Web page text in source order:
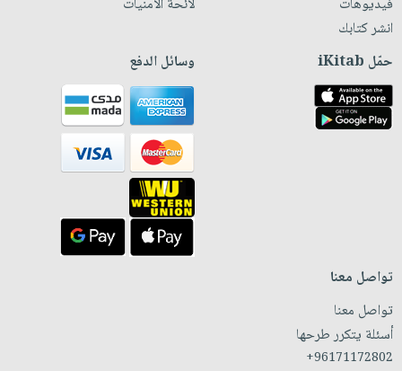
فيديوهات
انشر كتابك
لائحة الأمنيات
حمّل iKitab وسائل الدفع
تواصل معنا
تواصل معنا
أسئلة يتكرر طرحها
+96171172802